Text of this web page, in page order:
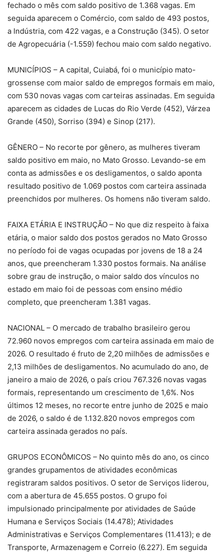
fechado o mês com saldo positivo de 1.368 vagas. Em
seguida aparecem o Comércio, com saldo de 493 postos,
a Indústria, com 422 vagas, e a Construção (345). O setor
de Agropecuária (-1.559) fechou maio com saldo negativo.
MUNICÍPIOS – A capital, Cuiabá, foi o município mato-
grossense com maior saldo de empregos formais em maio,
com 530 novas vagas com carteiras assinadas. Em seguida
aparecem as cidades de Lucas do Rio Verde (452), Várzea
Grande (450), Sorriso (394) e Sinop (217).
GÊNERO – No recorte por gênero, as mulheres tiveram
saldo positivo em maio, no Mato Grosso. Levando-se em
conta as admissões e os desligamentos, o saldo aponta
resultado positivo de 1.069 postos com carteira assinada
preenchidos por mulheres. Os homens não tiveram saldo.
FAIXA ETÁRIA E INSTRUÇÃO – No que diz respeito à faixa
etária, o maior saldo dos postos gerados no Mato Grosso
no período foi de vagas ocupadas por jovens de 18 a 24
anos, que preencheram 1.330 postos formais. Na análise
sobre grau de instrução, o maior saldo dos vínculos no
estado em maio foi de pessoas com ensino médio
completo, que preencheram 1.381 vagas.
NACIONAL – O mercado de trabalho brasileiro gerou
72.960 novos empregos com carteira assinada em maio de
2026. O resultado é fruto de 2,20 milhões de admissões e
2,13 milhões de desligamentos. No acumulado do ano, de
janeiro a maio de 2026, o país criou 767.326 novas vagas
formais, representando um crescimento de 1,6%. Nos
últimos 12 meses, no recorte entre junho de 2025 e maio
de 2026, o saldo é de 1.132.820 novos empregos com
carteira assinada gerados no país.
GRUPOS ECONÔMICOS – No quinto mês do ano, os cinco
grandes grupamentos de atividades econômicas
registraram saldos positivos. O setor de Serviços liderou,
com a abertura de 45.655 postos. O grupo foi
impulsionado principalmente por atividades de Saúde
Humana e Serviços Sociais (14.478); Atividades
Administrativas e Serviços Complementares (11.413); e de
Transporte, Armazenagem e Correio (6.227). Em seguida